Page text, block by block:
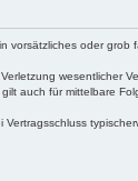
vorsätzliches oder grob
wesentlicher
auch für mittelbare